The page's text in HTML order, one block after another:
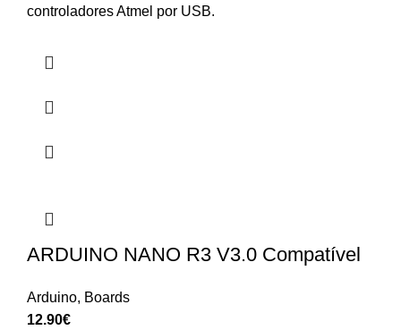
controladores Atmel por USB.
ARDUINO NANO R3 V3.0 Compatível
Arduino, Boards
12.90€